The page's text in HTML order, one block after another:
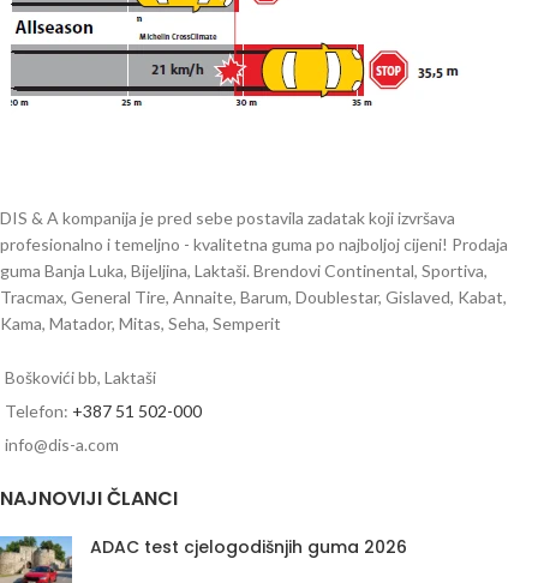
DIS & A kompanija je pred sebe postavila zadatak koji izvršava
profesionalno i temeljno - kvalitetna guma po najboljoj cijeni! Prodaja
guma Banja Luka, Bijeljina, Laktaši. Brendovi Continental, Sportiva,
Tracmax, General Tire, Annaite, Barum, Doublestar, Gislaved, Kabat,
Kama, Matador, Mitas, Seha, Semperit
Boškovići bb, Laktaši
Telefon: +387 51 502-000
info@dis-a.com
NAJNOVIJI ČLANCI
ADAC test cjelogodišnjih guma 2026